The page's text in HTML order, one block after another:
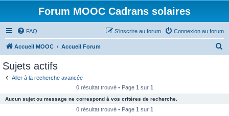
Forum MOOC Cadrans solaires
FAQ Connexion au forum
S’inscrire au forum
Accueil MOOC Accueil Forum
Sujets actifs
Aller à la recherche avancée
0 résultat trouvé • Page 1 sur 1
Aucun sujet ou message ne correspond à vos critères de recherche.
0 résultat trouvé • Page 1 sur 1